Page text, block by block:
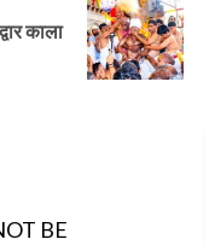
काला
BE